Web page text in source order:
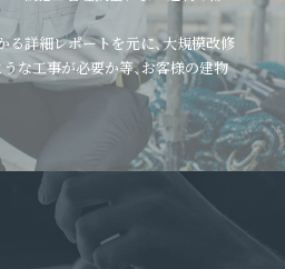
詳細レポートを元に、大規模改修
な工事が必要か等、お客様の建物